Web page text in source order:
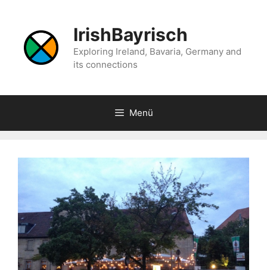
springen
IrishBayrisch
Exploring Ireland, Bavaria, Germany and
its connections
Menü